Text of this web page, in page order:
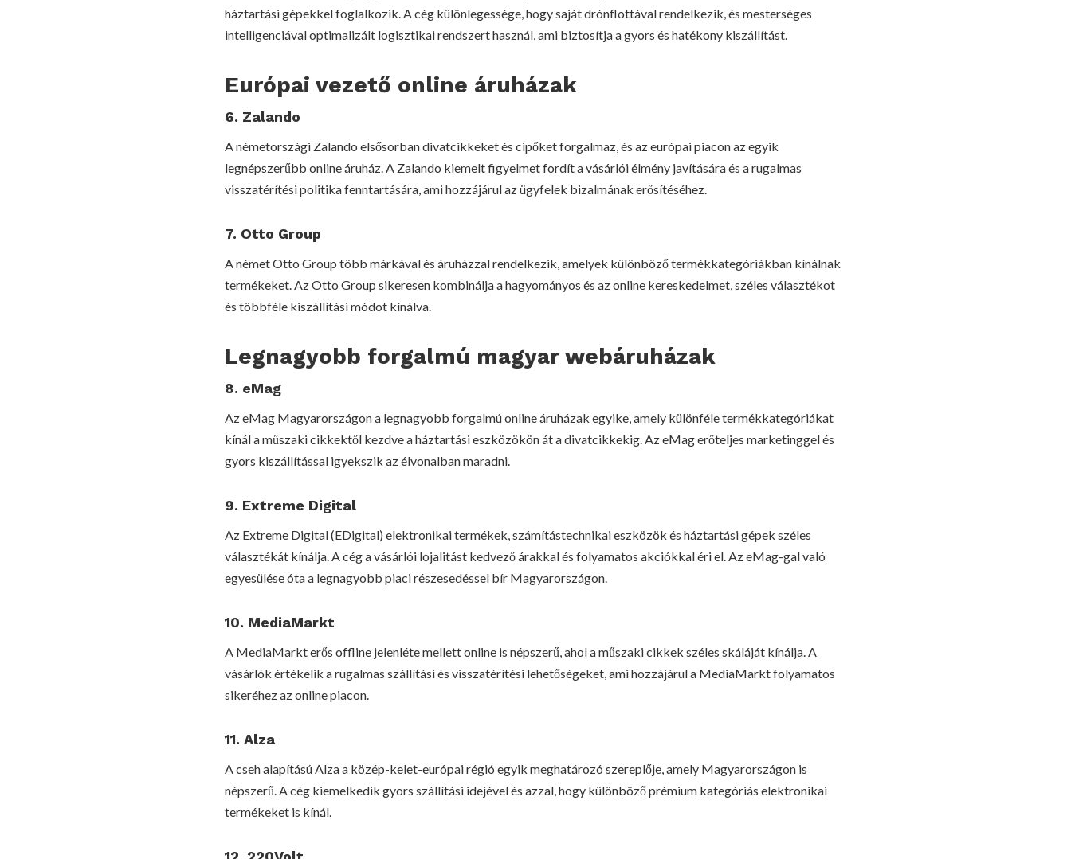
háztartási gépekkel foglalkozik. A cég különlegessége, hogy saját drónflottával rendelkezik, és mesterséges
intelligenciával optimalizált logisztikai rendszert használ, ami biztosítja a gyors és hatékony kiszállítást.
Európai vezető online áruházak
6. Zalando
A németországi Zalando elsősorban divatcikkeket és cipőket forgalmaz, és az európai piacon az egyik
legnépszerűbb online áruház. A Zalando kiemelt figyelmet fordít a vásárlói élmény javítására és a rugalmas
visszatérítési politika fenntartására, ami hozzájárul az ügyfelek bizalmának erősítéséhez.
7. Otto Group
A német Otto Group több márkával és áruházzal rendelkezik, amelyek különböző termékkategóriákban kínálnak
termékeket. Az Otto Group sikeresen kombinálja a hagyományos és az online kereskedelmet, széles választékot
és többféle kiszállítási módot kínálva.
Legnagyobb forgalmú magyar webáruházak
8. eMag
Az eMag Magyarországon a legnagyobb forgalmú online áruházak egyike, amely különféle termékkategóriákat
kínál a műszaki cikkektől kezdve a háztartási eszközökön át a divatcikkekig. Az eMag erőteljes marketinggel és
gyors kiszállítással igyekszik az élvonalban maradni.
9. Extreme Digital
Az Extreme Digital (EDigital) elektronikai termékek, számítástechnikai eszközök és háztartási gépek széles
választékát kínálja. A cég a vásárlói lojalitást kedvező árakkal és folyamatos akciókkal éri el. Az eMag-gal való
egyesülése óta a legnagyobb piaci részesedéssel bír Magyarországon.
10. MediaMarkt
A MediaMarkt erős offline jelenléte mellett online is népszerű, ahol a műszaki cikkek széles skáláját kínálja. A
vásárlók értékelik a rugalmas szállítási és visszatérítési lehetőségeket, ami hozzájárul a MediaMarkt folyamatos
sikeréhez az online piacon.
11. Alza
A cseh alapítású Alza a közép-kelet-európai régió egyik meghatározó szereplője, amely Magyarországon is
népszerű. A cég kiemelkedik gyors szállítási idejével és azzal, hogy különböző prémium kategóriás elektronikai
termékeket is kínál.